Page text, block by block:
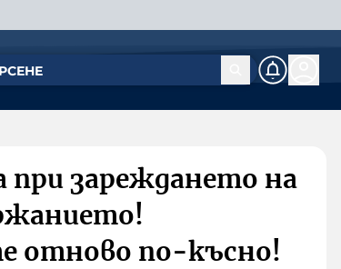
при зареждането на
отново по-късно!